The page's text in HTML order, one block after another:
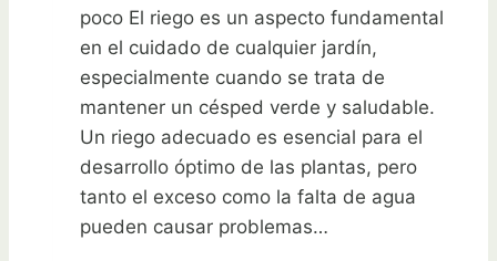
poco El riego es un aspecto fundamental
en el cuidado de cualquier jardín,
especialmente cuando se trata de
mantener un césped verde y saludable.
Un riego adecuado es esencial para el
desarrollo óptimo de las plantas, pero
tanto el exceso como la falta de agua
pueden causar problemas…